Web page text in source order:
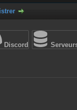
Discord